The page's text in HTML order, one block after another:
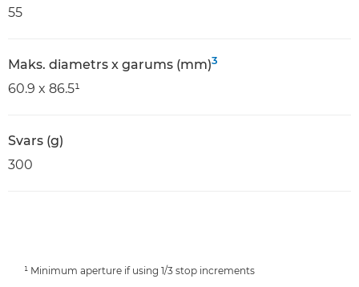
55
Maks. diametrs x garums (mm)3
60.9 x 86.5¹
Svars (g)
300
¹ Minimum aperture if using 1/3 stop increments